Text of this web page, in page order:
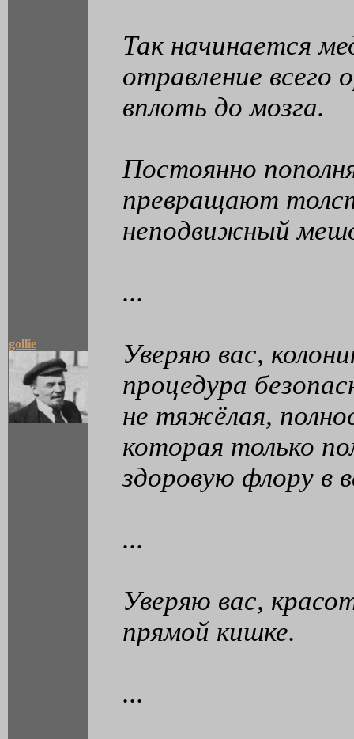
gollie
Так начинается
отравление всего
вплоть до мозга.
Постоянно
превращают
неподвижный
...
Уверяю вас,
процедура
не тяжёлая,
которая только
здоровую флору в
...
Уверяю вас,
прямой кишке.
...